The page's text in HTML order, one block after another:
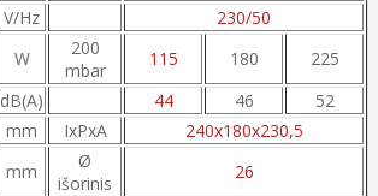
V/Hz
230/50
W
200
mbar
115 180
225
dB(A) 44 46
52
mm IxPxA
240x180x230,5
mm
Ø
išorinis
26